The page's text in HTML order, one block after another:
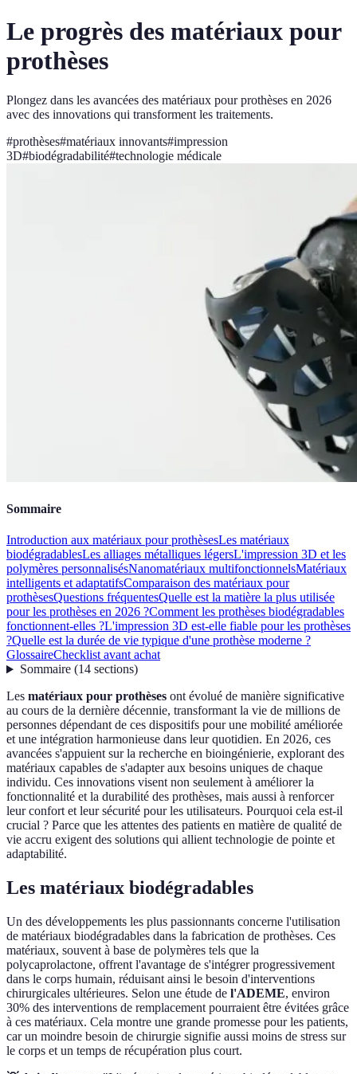
Le progrès des matériaux pour
prothèses
Plongez dans les avancées des matériaux pour prothèses en 2026
avec des innovations qui transforment les traitements.
#prothèses#matériaux innovants#impression
3D#biodégradabilité#technologie médicale
Sommaire
Introduction aux matériaux pour prothèsesLes matériaux
biodégradablesLes alliages métalliques légersL'impression 3D et les
polymères personnalisésNanomatériaux multifonctionnelsMatériaux
intelligents et adaptatifsComparaison des matériaux pour
prothèsesQuestions fréquentesQuelle est la matière la plus utilisée
pour les prothèses en 2026 ?Comment les prothèses biodégradables
fonctionnent-elles ?L'impression 3D est-elle fiable pour les prothèses
?Quelle est la durée de vie typique d'une prothèse moderne ?
GlossaireChecklist avant achat
Sommaire(14 sections)
Les matériaux pour prothèses ont évolué de manière significative
au cours de la dernière décennie, transformant la vie de millions de
personnes dépendant de ces dispositifs pour une mobilité améliorée
et une intégration harmonieuse dans leur quotidien. En 2026, ces
avancées s'appuient sur la recherche en bioingénierie, explorant des
matériaux capables de s'adapter aux besoins uniques de chaque
individu. Ces innovations visent non seulement à améliorer la
fonctionnalité et la durabilité des prothèses, mais aussi à renforcer
leur confort et leur sécurité pour les utilisateurs. Pourquoi cela est-il
crucial ? Parce que les attentes des patients en matière de qualité de
vie accru exigent des solutions qui allient technologie de pointe et
adaptabilité.
Les matériaux biodégradables
Un des développements les plus passionnants concerne l'utilisation
de matériaux biodégradables dans la fabrication de prothèses. Ces
matériaux, souvent à base de polymères tels que la
polycaprolactone, offrent l'avantage de s'intégrer progressivement
dans le corps humain, réduisant ainsi le besoin d'interventions
chirurgicales ultérieures. Selon une étude de l'ADEME, environ
30% des interventions de remplacement pourraient être évitées grâce
à ces matériaux. Cela montre une grande promesse pour les patients,
car un moindre besoin de chirurgie signifie aussi moins de stress sur
le corps et un temps de récupération plus court.